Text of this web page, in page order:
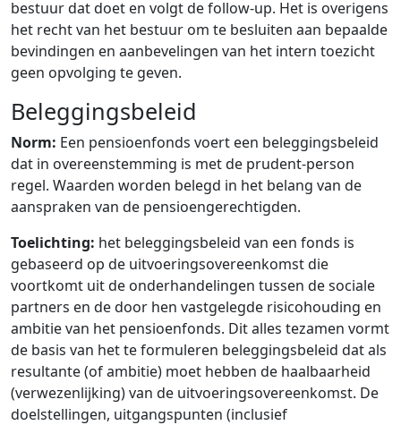
bestuur dat doet en volgt de follow-up. Het is overigens
het recht van het bestuur om te besluiten aan bepaalde
bevindingen en aanbevelingen van het intern toezicht
geen opvolging te geven.
Beleggingsbeleid
Norm: Een pensioenfonds voert een beleggingsbeleid
dat in overeenstemming is met de prudent-person
regel. Waarden worden belegd in het belang van de
aanspraken van de pensioengerechtigden.
Toelichting: het beleggingsbeleid van een fonds is
gebaseerd op de uitvoeringsovereenkomst die
voortkomt uit de onderhandelingen tussen de sociale
partners en de door hen vastgelegde risicohouding en
ambitie van het pensioenfonds. Dit alles tezamen vormt
de basis van het te formuleren beleggingsbeleid dat als
resultante (of ambitie) moet hebben de haalbaarheid
(verwezenlijking) van de uitvoeringsovereenkomst. De
doelstellingen, uitgangspunten (inclusief